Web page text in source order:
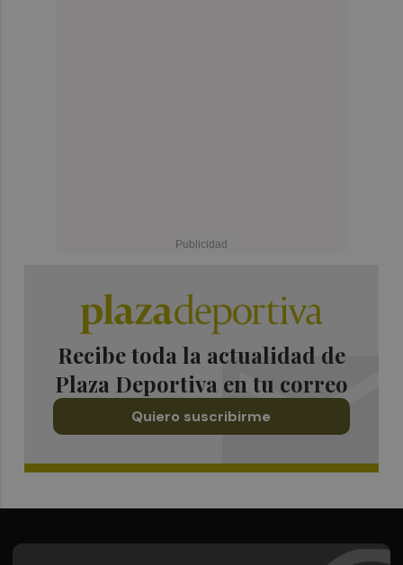
Recibe toda la actualidad de
Plaza Deportiva en tu correo
Quiero suscribirme